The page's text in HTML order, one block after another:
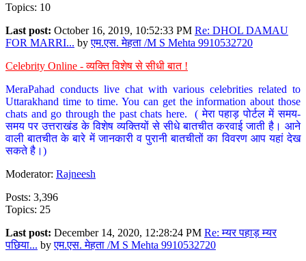
Topics: 10
Last post: October 16, 2019, 10:52:33 PM Re: DHOL DAMAU
FOR MARRI... byएम.एस. मेहता /M S Mehta 9910532720
Celebrity Online - व्यक्ति विशेष से सीधी बात !
MeraPahad conducts live chat with various celebrities related to
Uttarakhand time to time. You can get the information about those
chats and go through the past chats here. ( मेरा पहाड़ पोर्टल में समय-
समय पर उत्तराखंड के विशेष व्यक्तियों से सीधे बातचीत करवाई जाती है। आने
वाली बातचीत के बारे में जानकारी व पुरानी बातचीतों का विवरण आप यहां देख
सकते है।)
Moderator: Rajneesh
Posts: 3,396
Topics: 25
Last post: December 14, 2020, 12:28:24 PM Re: म्यर पहाड़ म्यर
पछिया... byएम.एस. मेहता /M S Mehta 9910532720